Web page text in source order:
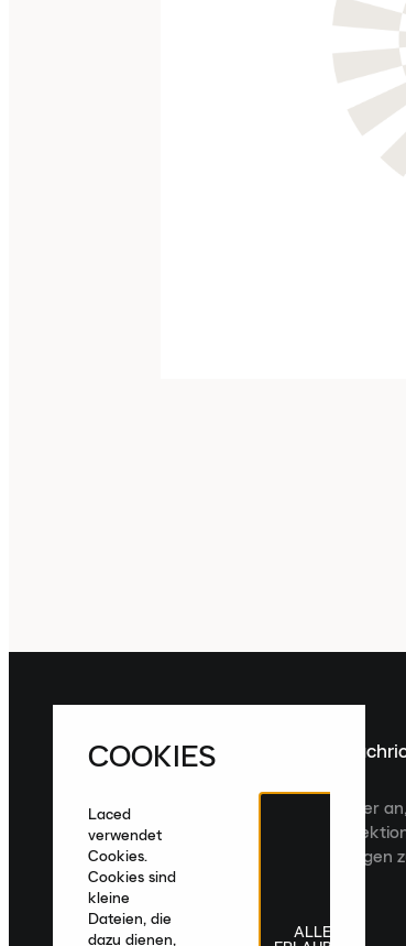
Melde dich für die neuesten
Veröffentlichungen an
Melde dich für den Laced Newsletter
Veröffentlichungen, kuratierte
zugeschnittene Produktempfehlungen
COOKIES
Laced
verwendet
Cookies.
Cookies sind
kleine
Dateien, die
dazu dienen,
ALLE